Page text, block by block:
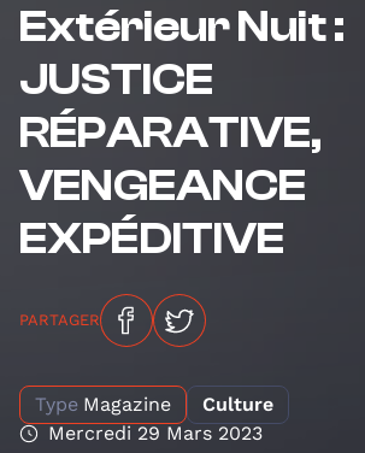
Extérieur Nuit :
JUSTICE
RÉPARATIVE,
VENGEANCE
EXPÉDITIVE
PARTAGER
Type Magazine
Culture
Mercredi 29 Mars 2023